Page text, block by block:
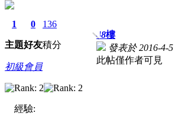
1
主題
0
好友
136
積分
初級會員
經驗:
48樓
發表於 2016-4-
此帖僅作者可見